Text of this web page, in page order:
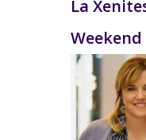
La
Weekend